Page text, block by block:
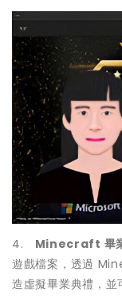
4. Minecraft 畢
遊戲檔案，透過
造虛擬畢業典禮，